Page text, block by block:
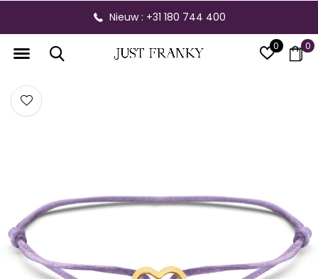
0 0
Nieuw : +31 180 744 400